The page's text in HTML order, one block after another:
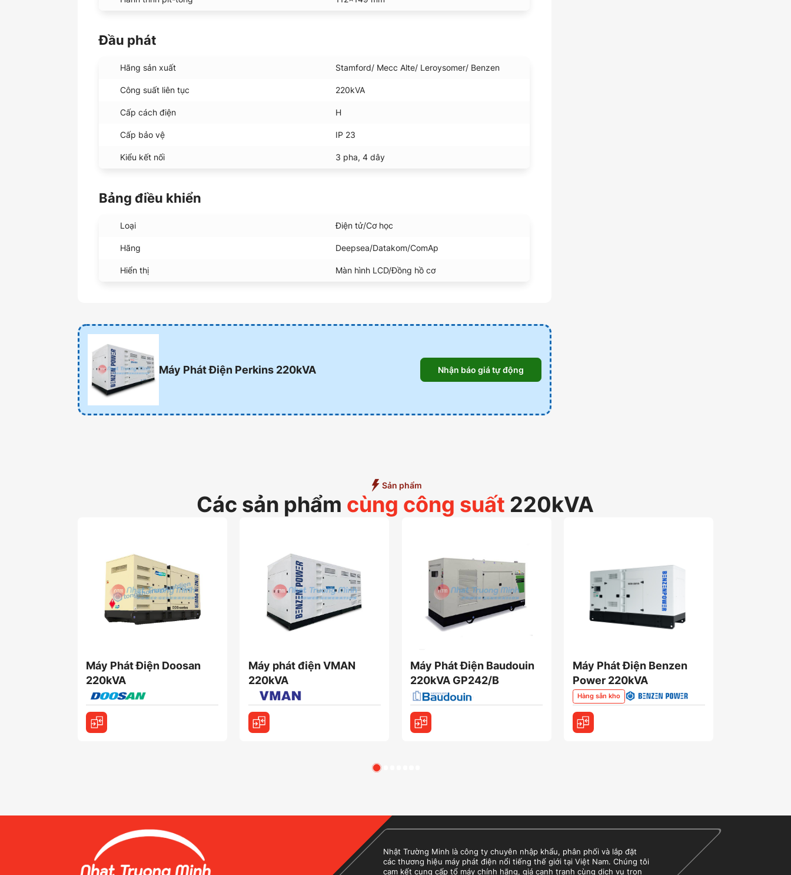
Đầu phát
Hãng sản xuất Stamford/ Mecc Alte/ Leroysomer/ Benzen
Công suất liên tục 220kVA
Cấp cách điện H
Cấp bảo vệ IP 23
Kiểu kết nối 3 pha, 4 dây
Bảng điều khiển
Loại Điện tử/Cơ học
Hãng Deepsea/Datakom/ComAp
Hiển thị Màn hình LCD/Đồng hồ cơ
Máy Phát Điện Perkins 220kVA Nhận báo giá tự động
Sản phẩm
Các sản phẩm cùng công suất 220kVA
Máy Phát Điện Doosan
220kVA
Máy phát điện VMAN
220kVA
Máy Phát Điện Baudouin
220kVA GP242/B
Máy Phát Điện Benzen
Power 220kVA
Hàng sẵn kho
Nhật Trường Minh là công ty chuyên nhập khẩu, phân phối và lắp đặt
các thương hiệu máy phát điện nổi tiếng thế giới tại Việt Nam. Chúng tôi
cam kết cung cấp tổ máy chính hãng, giá cạnh tranh cùng dịch vụ trọn